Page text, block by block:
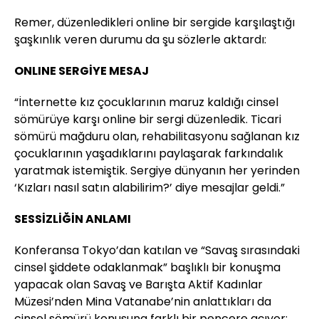
Remer, düzenledikleri online bir sergide karşılaştığı
şaşkınlık veren durumu da şu sözlerle aktardı:
ONLINE SERGİYE MESAJ
“İnternette kız çocuklarının maruz kaldığı cinsel
sömürüye karşı online bir sergi düzenledik. Ticari
sömürü mağduru olan, rehabilitasyonu sağlanan kız
çocuklarının yaşadıklarını paylaşarak farkındalık
yaratmak istemiştik. Sergiye dünyanın her yerinden
‘Kızları nasıl satın alabilirim?’ diye mesajlar geldi.”
SESSİZLİĞİN ANLAMI
Konferansa Tokyo’dan katılan ve “Savaş sırasındaki
cinsel şiddete odaklanmak” başlıklı bir konuşma
yapacak olan Savaş ve Barışta Aktif Kadınlar
Müzesi’nden Mina Vatanabe’nin anlattıkları da